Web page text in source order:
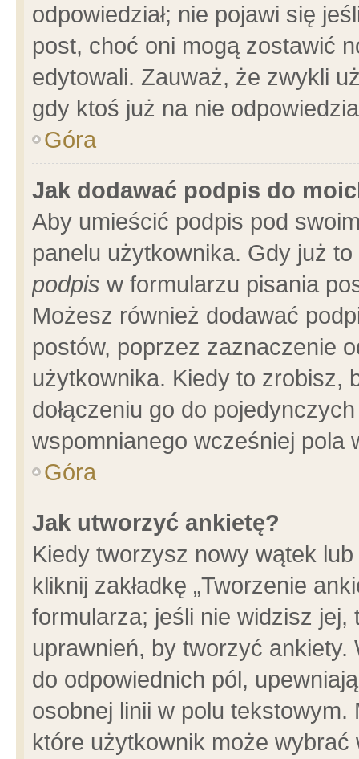
odpowiedział; nie pojawi się
post, choć oni mogą zostawić
edytowali. Zauważ, że zwykli
gdy ktoś już na nie
Góra
Jak dodawać podpis do
Aby umieścić podpis pod
panelu użytkownika. Gdy już
podpis w formularzu pisania
Możesz również dodawać
postów, poprzez zaznaczenie
użytkownika. Kiedy to zrobisz,
dołączeniu go do
wspomnianego wcześniej pola
Góra
Jak utworzyć ankietę?
Kiedy tworzysz nowy wątek
kliknij zakładkę „Tworzenie
formularza; jeśli nie widzisz
uprawnień, by tworzyć ankiety.
do odpowiednich pól,
osobnej linii w polu
które użytkownik może